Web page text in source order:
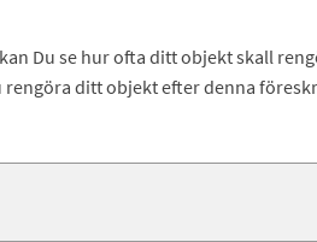
Du se hur ofta ditt objekt skall
rengöra ditt objekt efter denna